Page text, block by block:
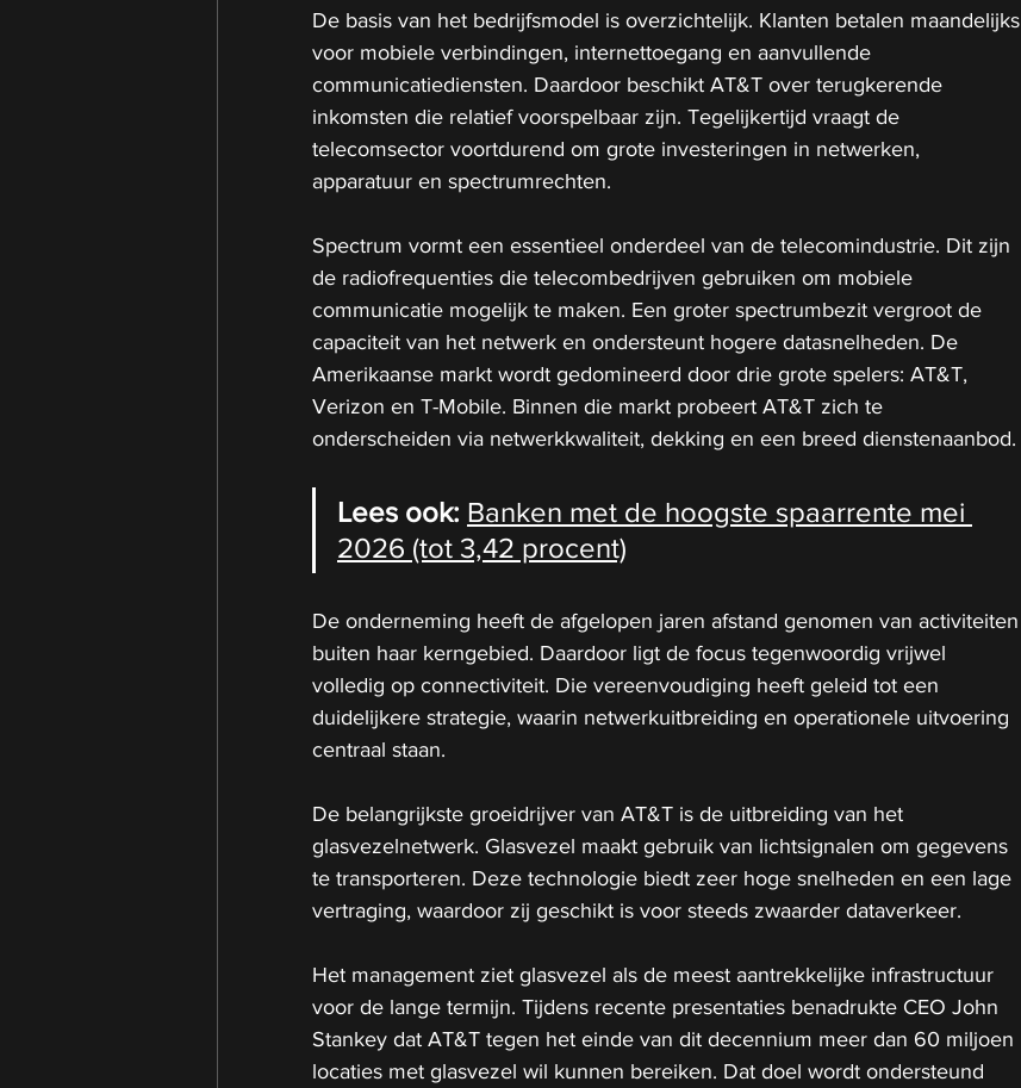
De basis van het bedrijfsmodel is overzichtelijk. Klanten betalen maandelijks
voor mobiele verbindingen, internettoegang en aanvullende
communicatiediensten. Daardoor beschikt AT&T over terugkerende
inkomsten die relatief voorspelbaar zijn. Tegelijkertijd vraagt de
telecomsector voortdurend om grote investeringen in netwerken,
apparatuur en spectrumrechten.
Spectrum vormt een essentieel onderdeel van de telecomindustrie. Dit zijn
de radiofrequenties die telecombedrijven gebruiken om mobiele
communicatie mogelijk te maken. Een groter spectrumbezit vergroot de
capaciteit van het netwerk en ondersteunt hogere datasnelheden. De
Amerikaanse markt wordt gedomineerd door drie grote spelers: AT&T,
Verizon en T-Mobile. Binnen die markt probeert AT&T zich te
onderscheiden via netwerkkwaliteit, dekking en een breed dienstenaanbod.
Lees ook: Banken met de hoogste spaarrente mei
2026 (tot 3,42 procent)
De onderneming heeft de afgelopen jaren afstand genomen van activiteiten
buiten haar kerngebied. Daardoor ligt de focus tegenwoordig vrijwel
volledig op connectiviteit. Die vereenvoudiging heeft geleid tot een
duidelijkere strategie, waarin netwerkuitbreiding en operationele uitvoering
centraal staan.
De belangrijkste groeidrijver van AT&T is de uitbreiding van het
glasvezelnetwerk. Glasvezel maakt gebruik van lichtsignalen om gegevens
te transporteren. Deze technologie biedt zeer hoge snelheden en een lage
vertraging, waardoor zij geschikt is voor steeds zwaarder dataverkeer.
Het management ziet glasvezel als de meest aantrekkelijke infrastructuur
voor de lange termijn. Tijdens recente presentaties benadrukte CEO John
Stankey dat AT&T tegen het einde van dit decennium meer dan 60 miljoen
locaties met glasvezel wil kunnen bereiken. Dat doel wordt ondersteund